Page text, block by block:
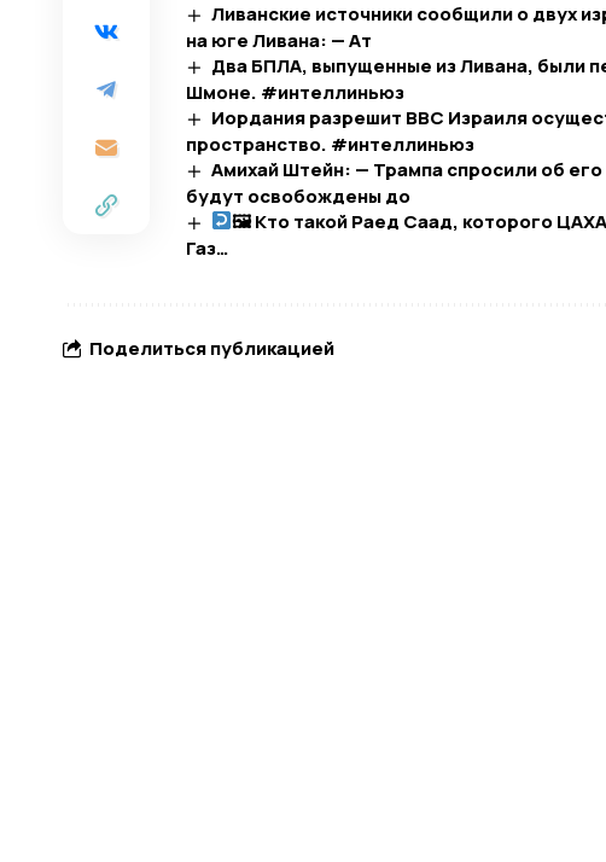
Ливанские источники сообщили о двух
на юге Ливана: — Ат
Два БПЛА, выпущенные из Ливана, были
Шмоне. #интеллиньюз
Иордания разрешит ВВС Израиля
пространство. #интеллиньюз
Амихай Штейн: — Трампа спросили об
будут освобождены до
🖼 Кто такой Раед Саад, которого
Газ…​
Поделиться публикацией